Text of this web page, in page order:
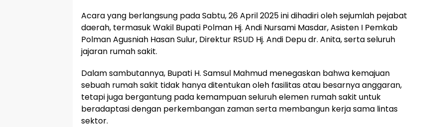
Acara yang berlangsung pada Sabtu, 26 April 2025 ini dihadiri oleh sejumlah pejabat
daerah, termasuk Wakil Bupati Polman Hj. Andi Nursami Masdar, Asisten I Pemkab
Polman Agusniah Hasan Sulur, Direktur RSUD Hj. Andi Depu dr. Anita, serta seluruh
jajaran rumah sakit.
Dalam sambutannya, Bupati H. Samsul Mahmud menegaskan bahwa kemajuan
sebuah rumah sakit tidak hanya ditentukan oleh fasilitas atau besarnya anggaran,
tetapi juga bergantung pada kemampuan seluruh elemen rumah sakit untuk
beradaptasi dengan perkembangan zaman serta membangun kerja sama lintas
sektor.